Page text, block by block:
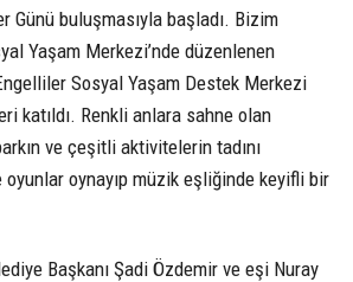
Günü buluşmasıyla başladı. Bizim
Yaşam Merkezi’nde düzenlenen
Sosyal Yaşam Destek Merkezi
katıldı. Renkli anlara sahne olan
ve çeşitli aktivitelerin tadını
oyunlar oynayıp müzik eşliğinde keyifli bir
Başkanı Şadi Özdemir ve eşi Nuray